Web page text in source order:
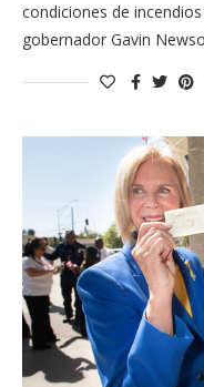
condiciones de
gobernador Gavin